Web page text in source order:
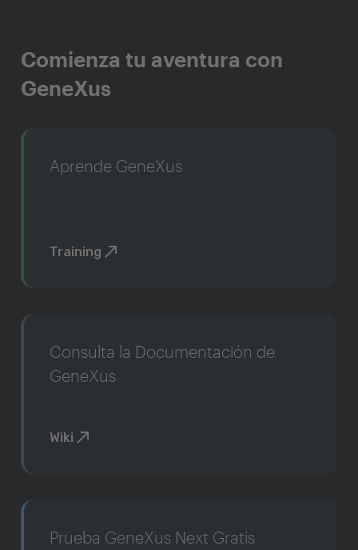
Comienza tu aventura con
GeneXus
Aprende GeneXus
Training
Consulta la Documentación de
GeneXus
Wiki
Prueba GeneXus Next Gratis